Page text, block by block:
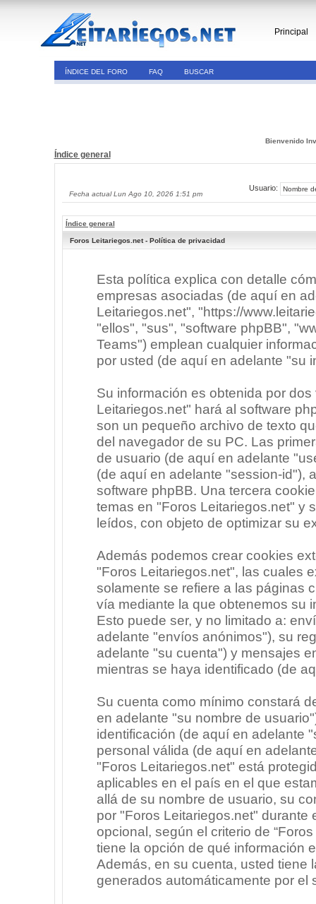
Principal
ÍNDICE DEL FORO FAQ BUSCAR
Bienvenido
Índice general
Fecha actual Lun Ago 10, 2026 1:51 pm
Usuario:
Índice general
Foros Leitariegos.net - Política de privacidad
Esta política explica con detalle
empresas asociadas (de aquí en
Leitariegos.net", "https://
"ellos", "sus", "software phpBB",
Teams") emplean cualquier
por usted (de aquí en adelante "su
Su información es obtenida por
Leitariegos.net" hará al software
son un pequeño archivo de texto
del navegador de su PC. Las
de usuario (de aquí en adelante
(de aquí en adelante "session-id"),
software phpBB. Una tercera
temas en "Foros Leitariegos.net" y
leídos, con objeto de optimizar su
Además podemos crear cookies
"Foros Leitariegos.net", las cuales
solamente se refiere a las páginas
vía mediante la que obtenemos su
Esto puede ser, y no limitado a:
adelante "envíos anónimos"), su
adelante "su cuenta") y mensajes
mientras se haya identificado (de
Su cuenta como mínimo constará
en adelante "su nombre de
identificación (de aquí en adelante
personal válida (de aquí en
"Foros Leitariegos.net" está
aplicables en el país en el que
allá de su nombre de usuario, su
por "Foros Leitariegos.net" durante
opcional, según el criterio de
tiene la opción de qué información
Además, en su cuenta, usted tiene
generados automáticamente por el